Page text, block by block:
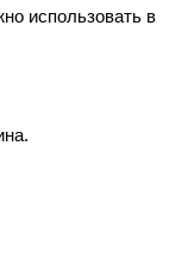
использовать в